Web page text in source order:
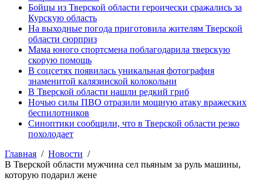
Бойцы из Тверской области героически сражались за
Курскую область
На выходные погода приготовила жителям Тверской
области сюрприз
Мама юного спортсмена поблагодарила тверскую
скорую помощь
В соцсетях появилась уникальная фотография
знаменитой калязинской колокольни
В Тверской области нашли редкий гриб
Ночью силы ПВО отразили мощную атаку вражеских
беспилотников
Синоптики сообщили, что в Тверской области резко
похолодает
Главная
Новости
В Тверской области мужчина сел пьяным за руль машины,
которую подарил жене